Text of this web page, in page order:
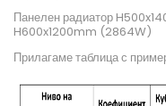
Панелен радиатор
H600x1200mm (2864W)
Прилагаме таблица с